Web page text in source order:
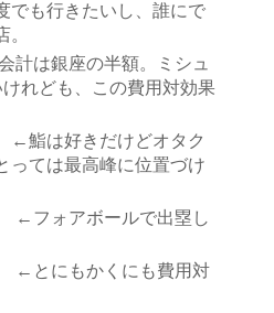
も行きたいし、誰にで
は銀座の半額。ミシュ
れども、この費用対効果
鮨は好きだけどオタク
っては最高峰に位置づけ
フォアボールで出塁し
←とにもかくにも費用対